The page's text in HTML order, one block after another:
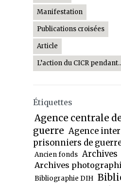
Manifestation
Publications croisées
Article
L’action du CICR
Étiquettes
Agence centrale
guerre Agence
prisonniers de
Ancien fonds Archives
Archives
Bibliographie DIH